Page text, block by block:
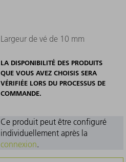
Largeur de vé de 10 mm
LA DISPONIBILITÉ DES PRODUITS
QUE VOUS AVEZ CHOISIS SERA
VÉRIFIÉE LORS DU PROCESSUS DE
COMMANDE.
Ce produit peut être configuré
individuellement après la
connexion.